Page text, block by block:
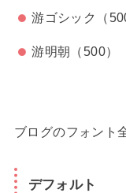
游ゴシック（
游明朝（500）
ブログのフォント
デフォルト